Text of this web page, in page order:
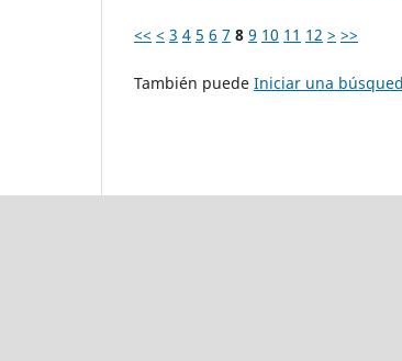
<< < 3 4 5 6 7 8 9 10 11 12 > >>
También puede Iniciar una